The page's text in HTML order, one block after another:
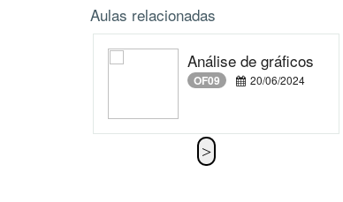
Aulas relacionadas
Análise de gráficos
OF09 20/06/2024